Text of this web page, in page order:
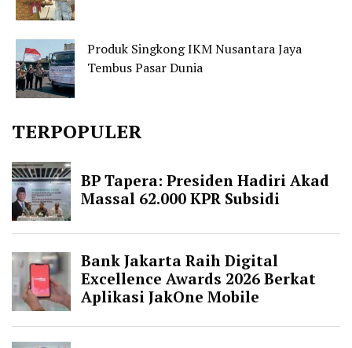
Produk Singkong IKM Nusantara Jaya
Tembus Pasar Dunia
TERPOPULER